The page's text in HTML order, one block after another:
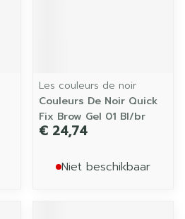
Les couleurs de noir
Couleurs De Noir Quick
Fix Brow Gel 01 Bl/br
€ 24,74
Niet beschikbaar